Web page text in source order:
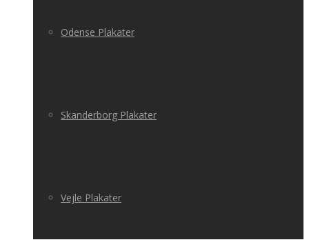
Odense Plakater
Skanderborg Plakater
Vejle Plakater